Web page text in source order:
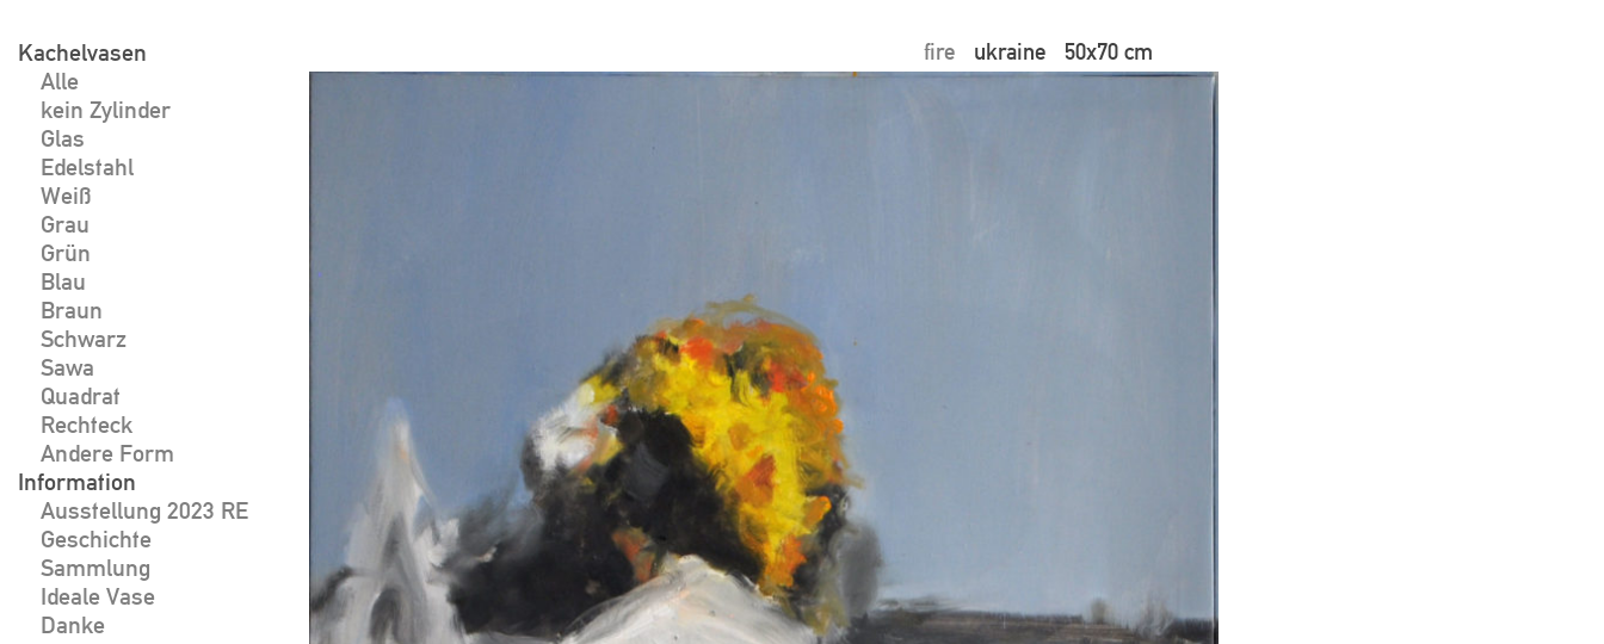
content
Kachelvasen
Alle
kein Zylinder
Glas
Edelstahl
Weiß
Grau
Grün
Blau
Braun
Schwarz
Sawa
Quadrat
Rechteck
Andere Form
Information
Ausstellung 2023 RE
Geschichte
Sammlung
Ideale Vase
Danke
fire ukraine 50x70 cm
Beitragsnavigation